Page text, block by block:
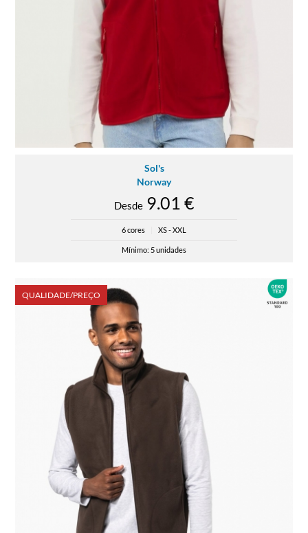
Sol's
Norway
Desde9.01 €
6 cores XS - XXL
Mínimo: 5 unidades
QUALIDADE/PREÇO